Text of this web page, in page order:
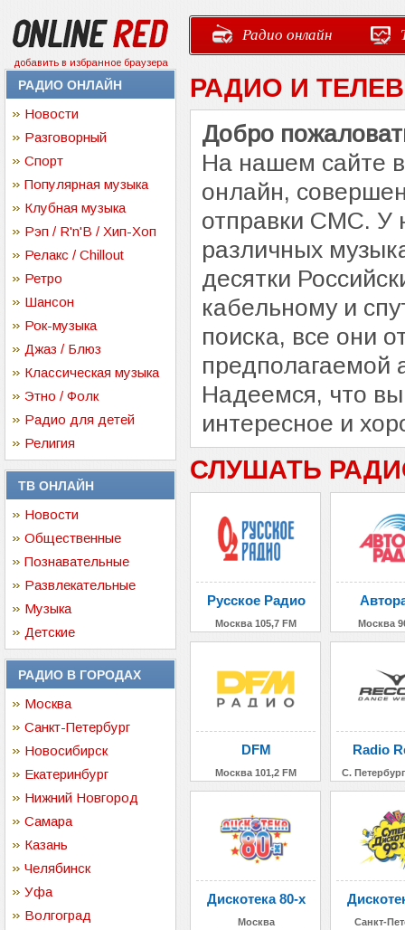
добавить в избранное браузера
Радио онлайн
РАДИО ОНЛАЙН
Новости
Разговорный
Спорт
Популярная музыка
Клубная музыка
Рэп / R'n'B / Хип-Хоп
Релакс / Chillout
Ретро
Шансон
Рок-музыка
Джаз / Блюз
Классическая музыка
Этно / Фолк
Радио для детей
Религия
ТВ ОНЛАЙН
Новости
Общественные
Познавательные
Развлекательные
Музыка
Детские
РАДИО В ГОРОДАХ
Москва
Санкт-Петербург
Новосибирск
Екатеринбург
Нижний Новгород
Самара
Казань
Челябинск
Уфа
Волгоград
РАДИО И
Добро
На нашем сайте
онлайн,
отправки СМС. У
различных
десятки
кабельному и
поиска, все они
предполагаемой
Надеемся, что
интересное и
СЛУШАТЬ
Русское Радио
Москва 105,7 FM Москва
DFM
Москва 101,2 FM
Radio
С.
Дискотека 80-х
Москва Санкт-